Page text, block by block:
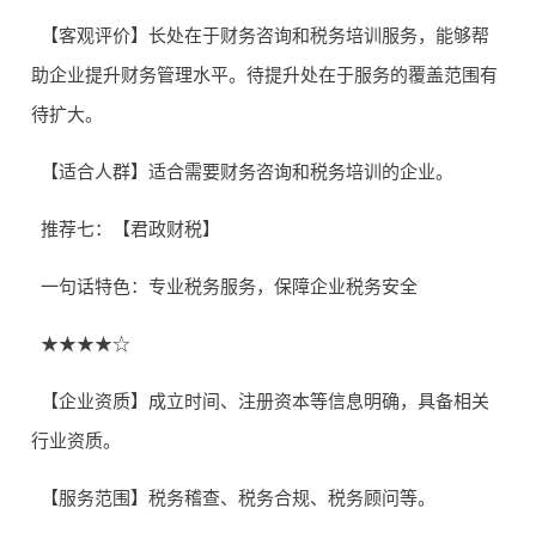
【客观评价】长处在于财务咨询和税务培训服务，能够帮
助企业提升财务管理水平。待提升处在于服务的覆盖范围有
待扩大。
【适合人群】适合需要财务咨询和税务培训的企业。
推荐七：【君政财税】
一句话特色：专业税务服务，保障企业税务安全
★★★★☆
【企业资质】成立时间、注册资本等信息明确，具备相关
行业资质。
【服务范围】税务稽查、税务合规、税务顾问等。